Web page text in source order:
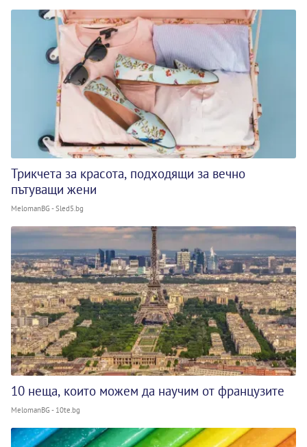
Трикчета за красота, подходящи за вечно
пътуващи жени
MelomanBG - Sled5.bg
10 неща, които можем да научим от французите
MelomanBG - 10te.bg